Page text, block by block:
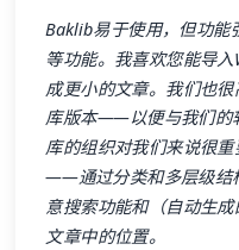
Baklib易于使用，但功
等功能。我喜欢您能导
成更小的文章。我们也
库版本——以便与我们的
库的组织对我们来说很
——通过分类和多层级结
意搜索功能和（自动生
文章中的位置。